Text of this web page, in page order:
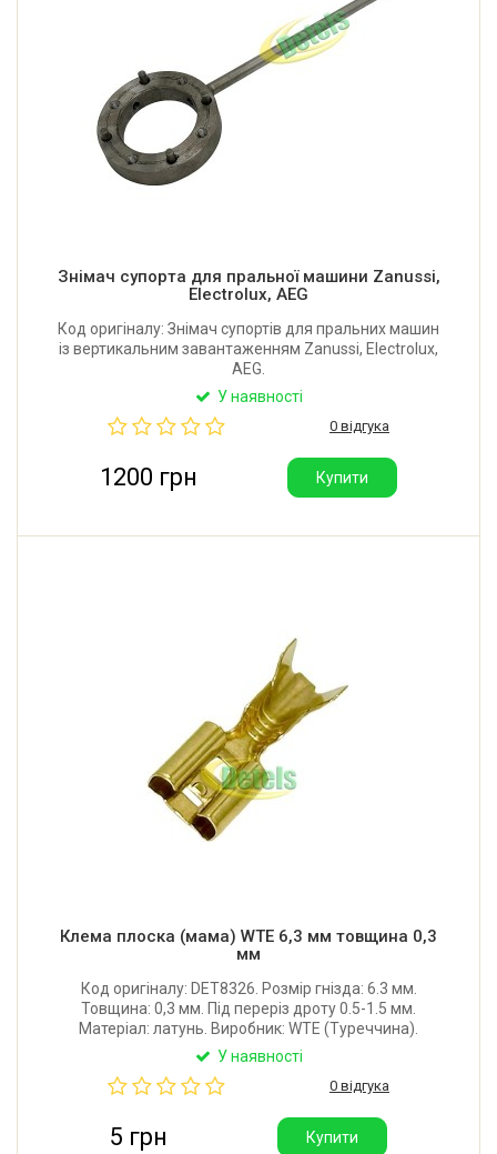
Знімач супорта для пральної машини Zanussi,
Electrolux, AEG
Код оригіналу: Знімач супортів для пральних машин
із вертикальним завантаженням Zanussi, Electrolux,
AEG.
У наявності
0 відгука
1200 грн Купити
Клема плоска (мама) WTE 6,3 мм товщина 0,3
мм
Код оригіналу: DET8326. Розмір гнізда: 6.3 мм.
Товщина: 0,3 мм. Під переріз дроту 0.5-1.5 мм.
Матеріал: латунь. Виробник: WTE (Туреччина).
У наявності
0 відгука
5 грн Купити